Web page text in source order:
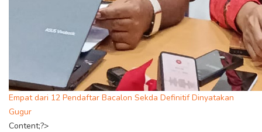
Empat dari 12 Pendaftar Bacalon Sekda Definitif Dinyatakan
Gugur
Content;?>